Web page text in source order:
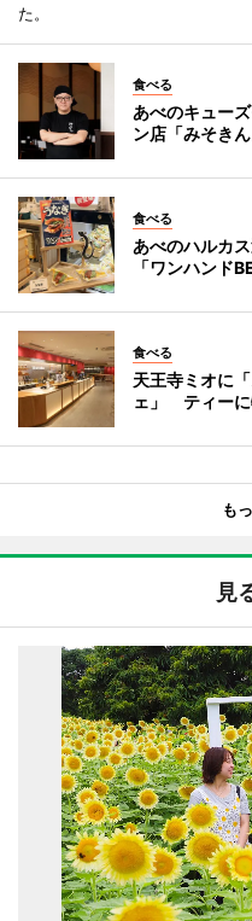
た。
食べる
あべのキュー
ン店「みそき
食べる
あべのハルカ
「ワンハンド
食べる
天王寺ミオに
ェ」 ティー
も
見